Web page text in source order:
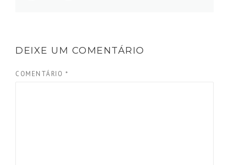
DEIXE UM COMENTÁRIO
COMENTÁRIO *